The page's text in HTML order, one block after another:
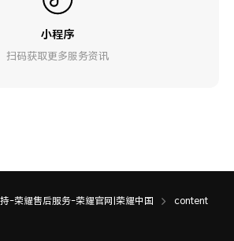
小程序
扫码获取更多服务资讯
-荣耀售后服务-荣耀官网|荣耀中国 content